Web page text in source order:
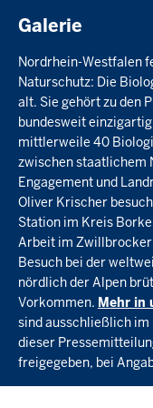
Galerie
Galerie
Nordrhein-Westfalen
Naturschutz: Die
alt. Sie gehört zu den
bundesweit
mittlerweile 40
zwischen staatlichem
Engagement und
Oliver Krischer
Station im Kreis
Arbeit im Zwillbrocker
Besuch bei der
nördlich der Alpen
Vorkommen. Mehr in
sind ausschließlich
dieser
freigegeben, bei